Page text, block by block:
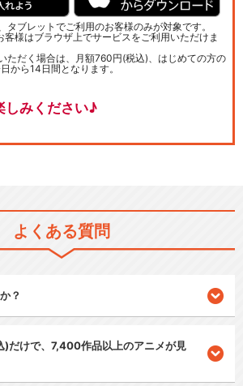
タブレットでご利用のお客様のみが対象です。
客様はブラウザ上でサービスをご利用いただけま
ただく場合は、月額760円(税込)、はじめての方の
から14日間となります。
しみください♪
よくある質問
？
だけで、7,400作品以上のアニメが見